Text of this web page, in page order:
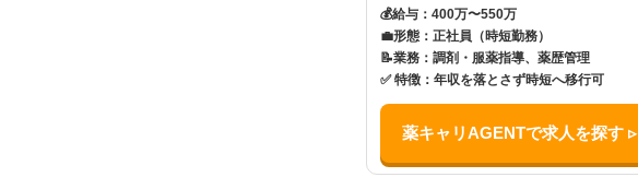
💰給与：400万〜550万
💼形態： 正社員（時短勤務）
📝業務：調剤・服薬指導、薬歴管理
✅特徴：年収を落とさず時短へ移行可
薬キャリAGENTで求人を探す ▹